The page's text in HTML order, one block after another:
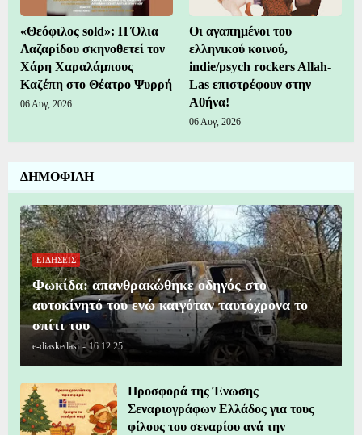
«Θεόφιλος sold»: Η Όλια
Λαζαρίδου σκηνοθετεί τον
Χάρη Χαραλάμπους
Καζέπη στο Θέατρο Ψυρρή
06 Αυγ, 2026
Οι αγαπημένοι του
ελληνικού κοινού,
indie/psych rockers Allah-
Las επιστρέφουν στην
Αθήνα!
06 Αυγ, 2026
ΔΗΜΟΦΙΛΗ
ΕΙΔΗΣΕΙΣ
Φωκίδα: απανθρακώθηκε οδηγός στο
αυτοκίνητό του ενώ καιγόταν ταυτόχρονα το
σπίτι του
e-diaskedasi - 16.12.25
Προσφορά της Ένωσης
Σεναριογράφων Ελλάδος για τους
φίλους του σεναρίου ανά την